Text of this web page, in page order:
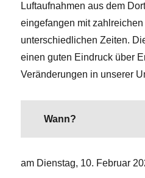
Luftaufnahmen aus dem
eingefangen mit
unterschiedlichen Zeiten.
einen guten Eindruck über
Veränderungen in unserer
Wann?
am Dienstag, 10. Februar